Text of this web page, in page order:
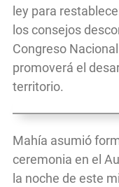
ley para
los consejos
Congreso
promoverá el
territorio.
Mahía asumió
ceremonia en el
la noche de este